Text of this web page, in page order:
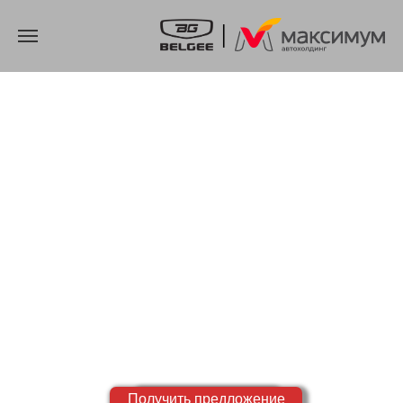
Запись на тест-
Получить предложение